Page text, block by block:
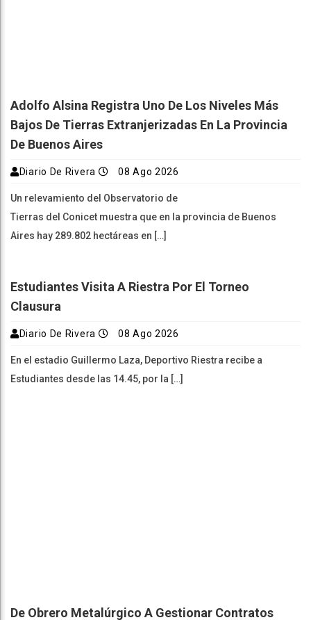
Adolfo Alsina Registra Uno De Los Niveles Más
Bajos De Tierras Extranjerizadas En La Provincia
De Buenos Aires
Diario De Rivera 08 Ago 2026
Un relevamiento del Observatorio de
Tierras del Conicet muestra que en la provincia de Buenos
Aires hay 289.802 hectáreas en […]
Estudiantes Visita A Riestra Por El Torneo
Clausura
Diario De Rivera 08 Ago 2026
En el estadio Guillermo Laza, Deportivo Riestra recibe a
Estudiantes desde las 14.45, por la […]
De Obrero Metalúrgico A Gestionar Contratos